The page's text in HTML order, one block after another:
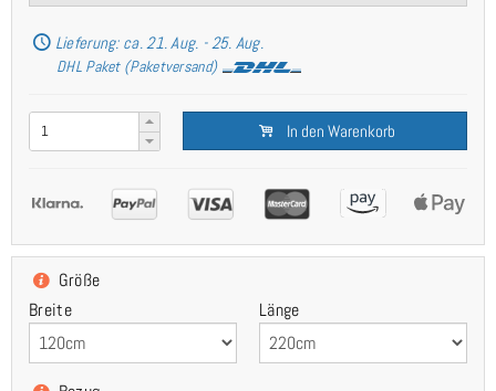
Lieferung: ca. 21. Aug. - 25. Aug.
DHL Paket (Paketversand)
In den Warenkorb
Größe
Breite
Länge